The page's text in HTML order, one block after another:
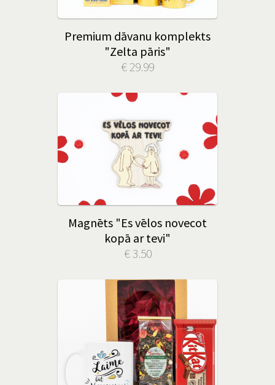
Premium dāvanu komplekts
"Zelta pāris"
€ 29.99
Magnēts "Es vēlos novecot
kopā ar tevi"
€ 3.50